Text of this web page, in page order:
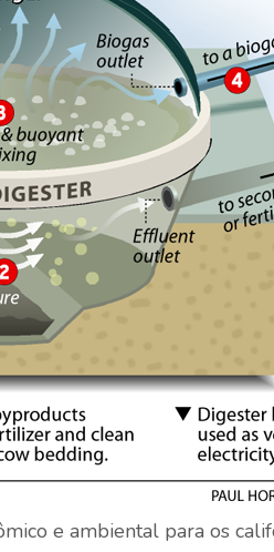
e ambiental para os